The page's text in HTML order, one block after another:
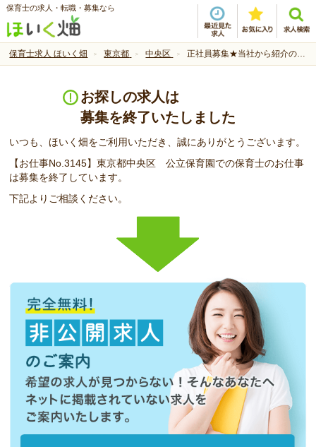
保育士の求人・転職・募集なら
保育士求人 ほいく畑 東京都 中央区 正社員募集★当社から紹介のスタッフも活躍中
お探しの求人は
募集を終了いたしました
いつも、ほいく畑をご利用いただき、誠にありがとうございます。
【お仕事No.3145】東京都中央区 公立保育園での保育士のお仕事
は募集を終了しています。
下記よりご相談ください。